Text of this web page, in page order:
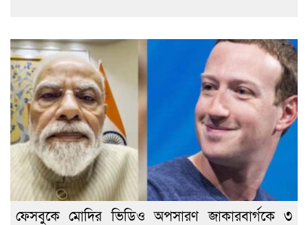
ফেসবুকে মোদির ভিডিও অপসারণ জাকারবার্গকে ৩